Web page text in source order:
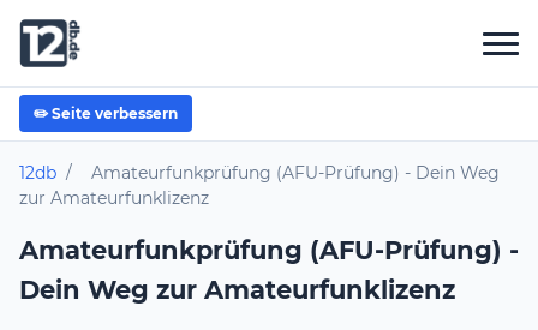
✏️ Seite verbessern
12db /
Amateurfunkprüfung (AFU-Prüfung) - Dein Weg
zur Amateurfunklizenz
Amateurfunkprüfung (AFU-Prüfung) -
Dein Weg zur Amateurfunklizenz